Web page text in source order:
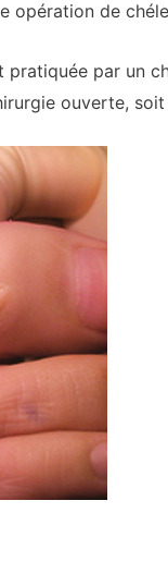
opération de
par un
ouverte,